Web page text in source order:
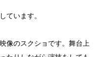
ています。
像のスクショです。舞台上